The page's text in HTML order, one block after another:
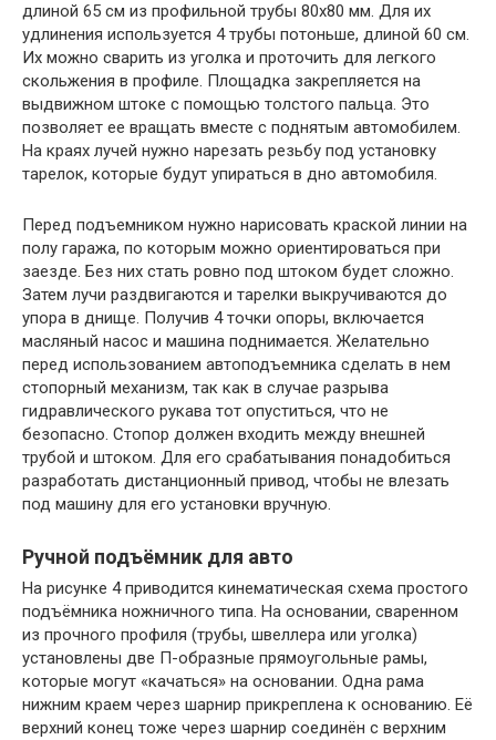
длиной 65 см из профильной трубы 80х80 мм. Для их
удлинения используется 4 трубы потоньше, длиной 60 см.
Их можно сварить из уголка и проточить для легкого
скольжения в профиле. Площадка закрепляется на
выдвижном штоке с помощью толстого пальца. Это
позволяет ее вращать вместе с поднятым автомобилем.
На краях лучей нужно нарезать резьбу под установку
тарелок, которые будут упираться в дно автомобиля.
Перед подъемником нужно нарисовать краской линии на
полу гаража, по которым можно ориентироваться при
заезде. Без них стать ровно под штоком будет сложно.
Затем лучи раздвигаются и тарелки выкручиваются до
упора в днище. Получив 4 точки опоры, включается
масляный насос и машина поднимается. Желательно
перед использованием автоподъемника сделать в нем
стопорный механизм, так как в случае разрыва
гидравлического рукава тот опуститься, что не
безопасно. Стопор должен входить между внешней
трубой и штоком. Для его срабатывания понадобиться
разработать дистанционный привод, чтобы не влезать
под машину для его установки вручную.
Ручной подъёмник для авто
На рисунке 4 приводится кинематическая схема простого
подъёмника ножничного типа. На основании, сваренном
из прочного профиля (трубы, швеллера или уголка)
установлены две П-образные прямоугольные рамы,
которые могут «качаться» на основании. Одна рама
нижним краем через шарнир прикреплена к основанию. Её
верхний конец тоже через шарнир соединён с верхним